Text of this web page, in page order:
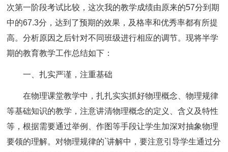
次第一阶段考试比较，这次我的教学成绩由原来的57分到期
中的67.3分，达到了预期的效果，及格率和优秀率都有所提
高。分析原因之后针对不同班级进行相应的调节。现将半学
期的教育教学工作总结如下：
一、扎实严谨，注重基础
在物理课堂教学中，扎扎实实抓好物理概念、物理规律
等基础知识的教学，注意讲清物理概念的定义、含义及特性
等，根据需要通过举例、作图等手段让学生加深对抽象物理
要领的理解。对物理规律的`讲解中，要注意引导学生通过分